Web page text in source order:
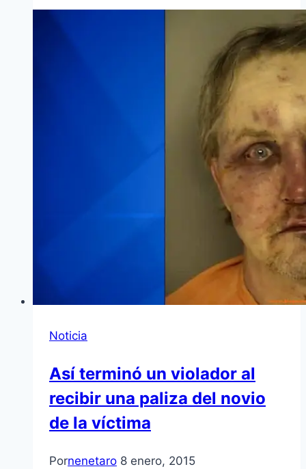
Noticia
Así terminó un violador al
recibir una paliza del novio
de la víctima
Pornenetaro 8 enero, 2015